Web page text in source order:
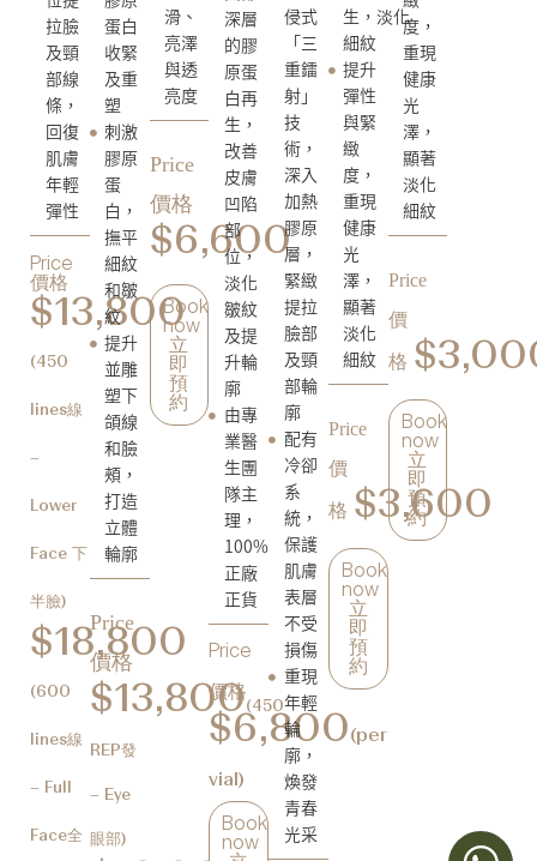
拉臉
及頸
部線
條，
回復
肌膚
年輕
彈性
Price
價格
$13,800
(450
lines線
–
Lower
Face 下
半臉)
$18,800
(600
lines線
– Full
Face全
蛋白
收緊
及重
塑
刺激
膠原
蛋
白，
撫平
細紋
和皺
紋
提升
並雕
塑下
頜線
和臉
頰，
打造
立體
輪廓
Price
價格
$13,800(450
REP發
– Eye
眼部)
滑、
亮澤
與透
亮度
Price
價格
$6,600
Book
now
立
即
預
約
深層
的膠
原蛋
白再
生，
改善
皮膚
凹陷
部
位，
淡化
皺紋
及提
升輪
廓
由專
業醫
生團
隊主
理，
100%
正廠
正貨
Price
價格
$6,800(per
vial)
Book
now
侵式
「三
重鐳
射」
技
術，
深入
加熱
膠原
層，
緊緻
提拉
臉部
及頸
部輪
廓
配有
冷卻
系
統，
保護
肌膚
表層
不受
損傷
重現
年輕
輪
廓，
煥發
青春
光采
生，淡化
細紋
提升
彈性
與緊
緻
度，
重現
健康
光
澤，
顯著
淡化
細紋
Price
價
格 $3,600
Book
now
立
即
預
約
度，
重現
健康
光
澤，
顯著
淡化
細紋
Price
價
格
Book
now
立
即
預
約